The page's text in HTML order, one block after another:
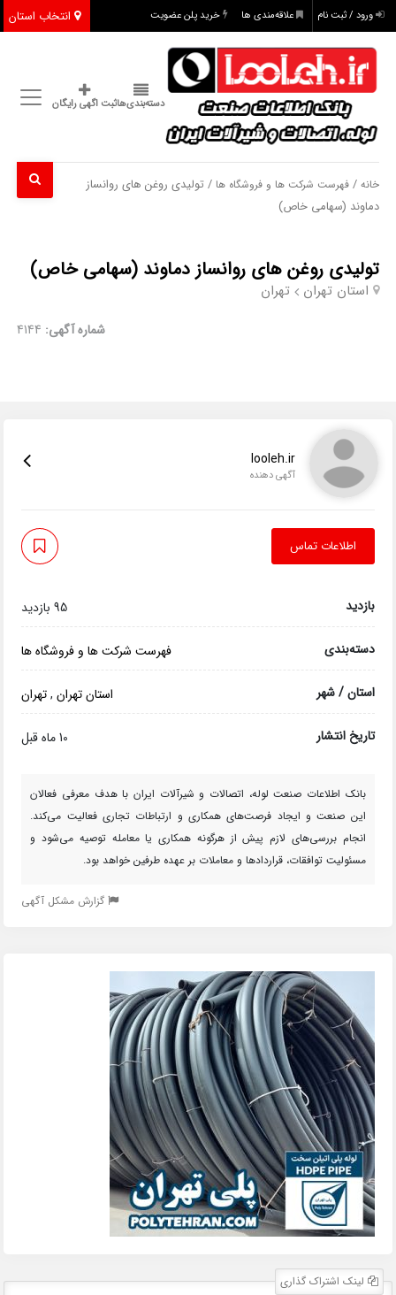
انتخاب استان ورود / ثبت نام علاقه‌مندی ها خرید پلن عضویت
دسته‌بندی‌هاثبت اگهی رایگان
خانه /فهرست شرکت ها و فروشگاه ها / تولیدی روغن های روانساز
دماوند (سهامی خاص)
تولیدی روغن های روانساز دماوند (سهامی خاص)
استان تهران تهران
شماره آگهی: 4144
looleh.ir
آگهی دهنده
اطلاعات تماس
بازدید 95 بازدید
دسته‌بندی فهرست شرکت ها و فروشگاه ها
استان / شهر استان تهران,تهران
تاریخ انتشار 10 ماه قبل
بانک اطلاعات صنعت لوله، اتصالات و شیرآلات ایران با هدف معرفی فعالان
این صنعت و ایجاد فرصت‌های همکاری و ارتباطات تجاری فعالیت می‌کند.
انجام بررسی‌های لازم پیش از هرگونه همکاری یا معامله توصیه می‌شود و
مسئولیت توافقات، قراردادها و معاملات بر عهده طرفین خواهد بود.
گزارش مشکل آگهی
لینک اشتراک گذاری